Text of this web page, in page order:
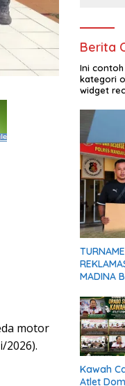
motor
2026).
Berita
Ini
kategori
widget
MADINA
Kawah
Atlet